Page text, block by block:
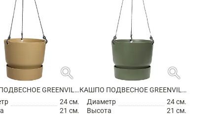
search
КАШПО ПОДВЕСНОЕ GREENVILLE HANGING BASKET GOLDEN SAND
24 см.
21 см.
search
КАШПО ПОДВЕСНОЕ GREENVILLE HANGING BASKET LEAF GREEN
Диаметр
24 см.
Высота
21 см.